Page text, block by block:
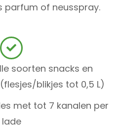
parfum of neusspray.
soorten snacks en
blikjes tot 0,5 L)
met tot 7 kanalen per
lade